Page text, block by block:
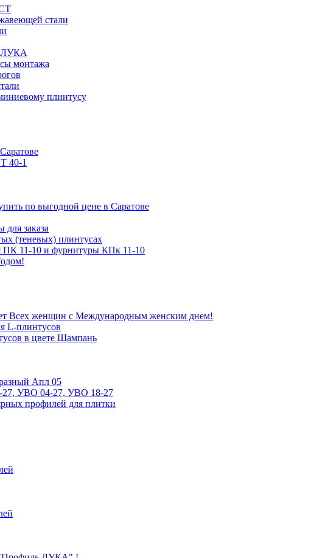
стали
ЛУКА
монтажа
плинтусу
40-1
по выгодной цене в Саратове
заказа
(теневых) плинтусах
ПК 11-10 и фурнитуры КПк 11-10
Всех женщин с Международным женским днем!
L-плинтусов
в цвете Шампань
Апл 05
27, УВО 04-27, УВО 18-27
профилей для плитки